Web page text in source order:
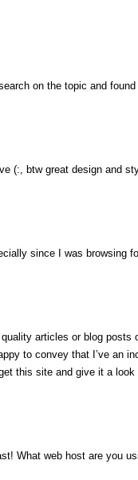
on the topic and
(:, btw great design and
since I was browsing
articles or blog
to convey that I’ve an
this site and give it a look
What web host are you